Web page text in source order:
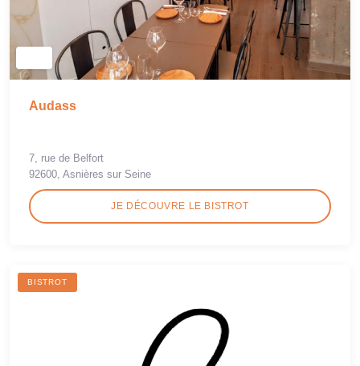
Audass
7, rue de Belfort
92600, Asnières sur Seine
JE DÉCOUVRE LE BISTROT
BISTROT